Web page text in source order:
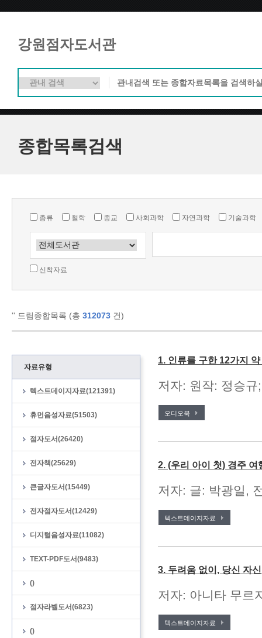
강원점자도서관
종합목록검색
총류 철학 종교 사회과학 자연과학 기술과학
신착자료
'' 드림종합목록 (총 312073 건)
자료유형
텍스트데이지자료(121391)
휴먼음성자료(51503)
점자도서(26420)
전자책(25629)
큰글자도서(15449)
전자점자도서(12429)
디지털음성자료(11082)
TEXT-PDF도서(9483)
()
점자라벨도서(6823)
()
1. 인류를 구한 12가지
저자: 원작: 정승
오디오북
2. (우리 아이 첫) 경주 여
저자: 글: 박광일,
텍스트데이지자료
3. 두려움 없이, 당신 자
저자: 아니타 무르
텍스트데이지자료